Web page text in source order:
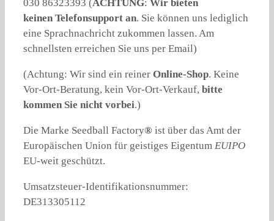
030 86323393 (ACHTUNG: Wir bieten
keinen Telefonsupport an. Sie können uns lediglich
eine Sprachnachricht zukommen lassen. Am
schnellsten erreichen Sie uns per Email)
(Achtung: Wir sind ein reiner Online-Shop. Keine
Vor-Ort-Beratung, kein Vor-Ort-Verkauf, bitte
kommen Sie nicht vorbei.)
Die Marke Seedball Factory® ist über das Amt der
Europäischen Union für geistiges Eigentum EUIPO
EU-weit geschützt.
Umsatzsteuer-Identifikationsnummer:
DE313305112